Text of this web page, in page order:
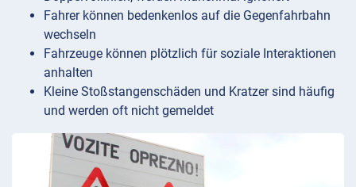
Fahrer können bedenkenlos auf die Gegenfahrbahn
wechseln
Fahrzeuge können plötzlich für soziale Interaktionen
anhalten
Kleine Stoßstangenschäden und Kratzer sind häufig
und werden oft nicht gemeldet